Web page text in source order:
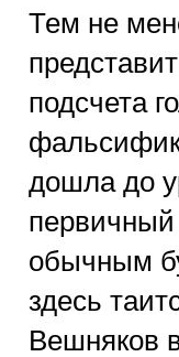
Тем не
подсчета
дошла до
первичный
обычным
здесь
Вешняков